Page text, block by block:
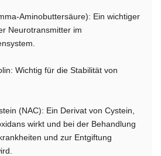
Aminobuttersäure): Ein wichtiger
Neurotransmitter im
Wichtig für die Stabilität von
(NAC): Ein Derivat von Cystein,
wirkt und bei der Behandlung
und zur Entgiftung